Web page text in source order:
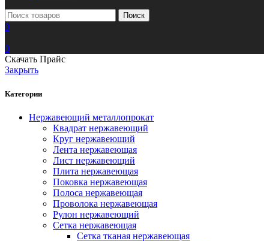
Поиск
0
0
Скачать Прайс
Закрыть
Категории
Нержавеющий металлопрокат
Квадрат нержавеющий
Круг нержавеющий
Лента нержавеющая
Лист нержавеющий
Плита нержавеющая
Поковка нержавеющая
Полоса нержавеющая
Проволока нержавеющая
Рулон нержавеющий
Сетка нержавеющая
Сетка тканая нержавеющая